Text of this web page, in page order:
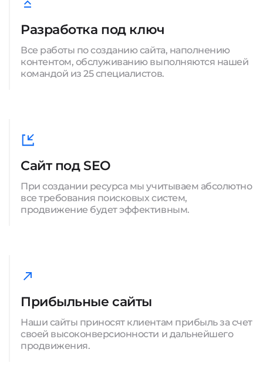
Разработка под ключ
Все работы по созданию сайта, наполнению
контентом, обслуживанию выполняются нашей
командой из 25 специалистов.
Сайт под SEO
При создании ресурса мы учитываем абсолютно
все требования поисковых систем,
продвижение будет эффективным.
Прибыльные сайты
Наши сайты приносят клиентам прибыль за счет
своей высоконверсионности и дальнейшего
продвижения.